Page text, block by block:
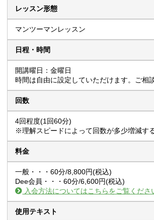
レッスン形態
マンツーマンレッスン
日程・時間
開講曜日：金曜日
時間は自由に設定していただけます。ご相
回数
4回程度(1回60分)
※理解スピードによって回数が多少増減す
料金
一般・・・60分/8,800円(税込)
Dee会員・・・60分/6,600円(税込)
入会方法についてはこちらをご覧くださ
使用テキスト